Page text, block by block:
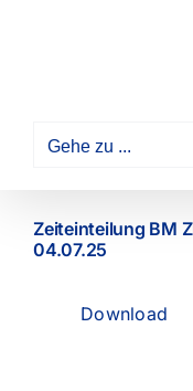
Gehe zu ...
Zeiteinteilung BM
04.07.25
Download